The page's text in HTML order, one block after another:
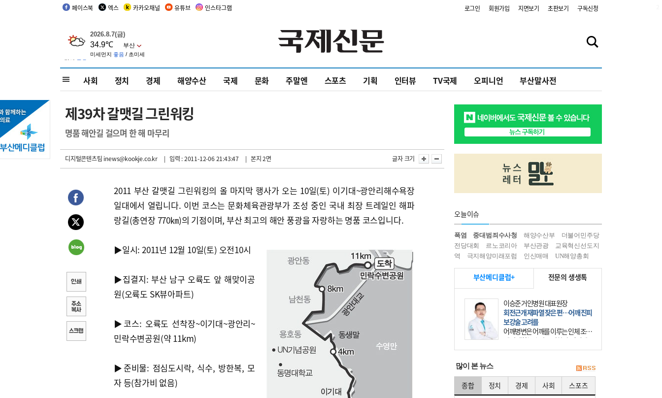
페이스북 엑스 카카오채널 유튜브 인스타그램 로그인 회원가입 지면보기 초판보기 구독신청
사회 정치 경제 해양수산 국제 문화 주말엔 스포츠 기획 인터뷰 TV국제 오피니언 부산말사전
제39차 갈맷길 그린워킹
명품 해안길 걸으며 한 해 마무리
디지털콘텐츠팀 inews@kookje.co.kr | 입력 : 2011-12-06 21:43:47 | 본지 2면 글자 크기
2011 부산 갈맷길 그린워킹의 올 마지막 행사가 오는 10일(토) 이기대~광안리해수욕장
일대에서 열립니다. 이번 코스는 문화체육관광부가 조성 중인 국내 최장 트레일인 해파
랑길(총연장 770㎞)의 기점이며, 부산 최고의 해안 풍광을 자랑하는 명품 코스입니다.
▶일시: 2011년 12월 10일(토) 오전10시
▶집결지: 부산 남구 오륙도 앞 해맞이공
원(오륙도 SK뷰아파트)
▶코스: 오륙도 선착장~이기대~광안리~
민락수변공원(약 11km)
▶준비물: 점심도시락, 식수, 방한복, 모
자 등(참가비 없음)
오늘이슈
폭염 중대범죄수사청 해양수산부
더불어민주당
전당대회
르노코리아 부산관광
교육혁신선도지
역
극지해양미래포럼 인신매매 UN해양총회
부산메디클럽+ 전문의 생생톡
이승준 거인병원 대표원장
회전근개 재파열 잦은 편…어깨 진피
보강술 고려를
어깨병변은 어깨를 이루는 인체 조직
에 발생하는 손상을 말한다. 여기에
는 오십견과 회전근개 증후군, 어깨
많이 본 뉴스
종합 정치 경제 사회 스포츠